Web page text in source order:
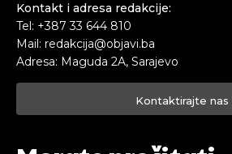
Kontakt i adresa redakcije:
Tel: +387 33 644 810
Mail: redakcija@objavi.ba
Adresa: Maguda 2A, Sarajevo
Kontaktirajte nas